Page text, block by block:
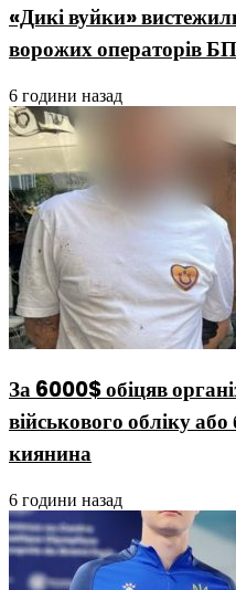
«Дикі вуйки»
ворожих операторів
6 години назад
За 6000$ обіцяв
військового обліку
киянина
6 години назад